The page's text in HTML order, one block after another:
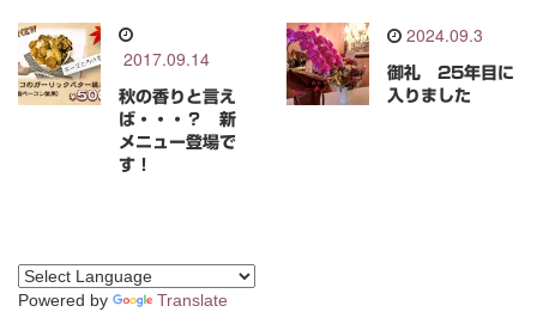
2017.09.14
秋の香りと言え
ば・・・？ 新
メニュー登場で
す！
2024.09.3
御礼 25年目に
入りました
Powered by Translate